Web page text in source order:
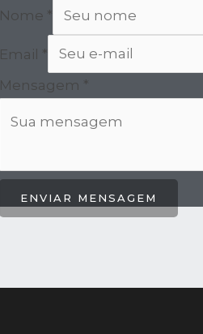
Nome *
Email *
Mensagem *
ENVIAR MENSAGEM